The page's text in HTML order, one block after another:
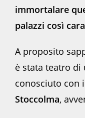
immortalare
palazzi così
A proposito
è stata teatro di
conosciuto con
Stoccolma,